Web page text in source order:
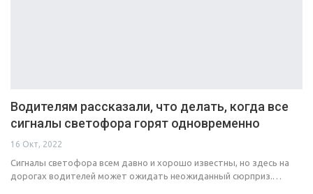
Водителям рассказали, что делать, когда все
сигналы светофора горят одновременно
16 Окт, 2022
Сигналы светофора всем давно и хорошо известны, но здесь на
дорогах водителей может ожидать неожиданный сюрприз.…